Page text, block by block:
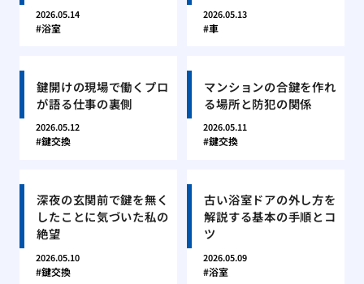
2026.05.14
浴室
2026.05.13
車
鍵開けの現場で働くプロ
が語る仕事の裏側
2026.05.12
鍵交換
マンションの合鍵を作れ
る場所と防犯の関係
2026.05.11
鍵交換
深夜の玄関前で鍵を無く
したことに気づいた私の
絶望
2026.05.10
鍵交換
古い浴室ドアの外し方を
解説する基本の手順とコ
ツ
2026.05.09
浴室